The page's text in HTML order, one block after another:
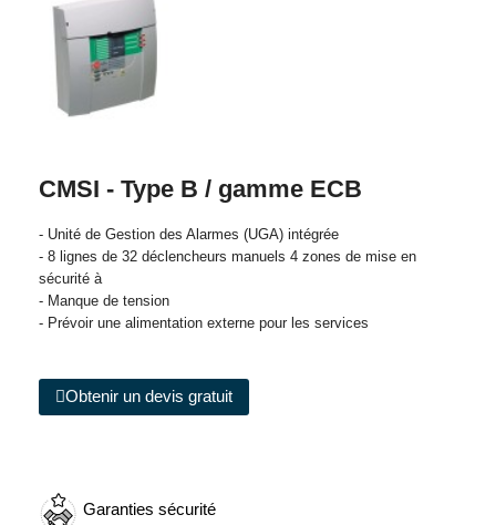
CMSI - Type B / gamme ECB
- Unité de Gestion des Alarmes (UGA) intégrée
- 8 lignes de 32 déclencheurs manuels 4 zones de mise en
sécurité à
- Manque de tension
- Prévoir une alimentation externe pour les services
Obtenir un devis gratuit
Garanties sécurité